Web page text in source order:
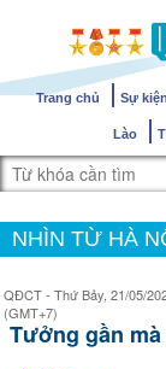
Trang chủ Sự
Lào
NHÌN TỪ HÀ
QĐCT - Thứ Bảy, 21/05/
(GMT+7)
Tưởng gần